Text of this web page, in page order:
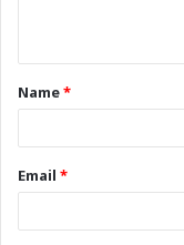
Name*
Email *